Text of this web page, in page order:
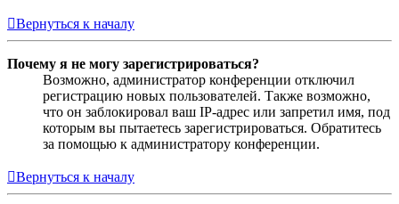
Вернуться к началу
Почему я не могу зарегистрироваться?
Возможно, администратор конференции отключил
регистрацию новых пользователей. Также возможно,
что он заблокировал ваш IP-адрес или запретил имя, под
которым вы пытаетесь зарегистрироваться. Обратитесь
за помощью к администратору конференции.
Вернуться к началу